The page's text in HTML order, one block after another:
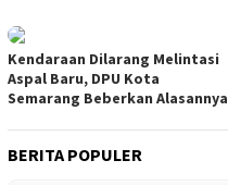
Kendaraan Dilarang Melintasi
Aspal Baru, DPU Kota
Semarang Beberkan Alasannya
BERITA POPULER